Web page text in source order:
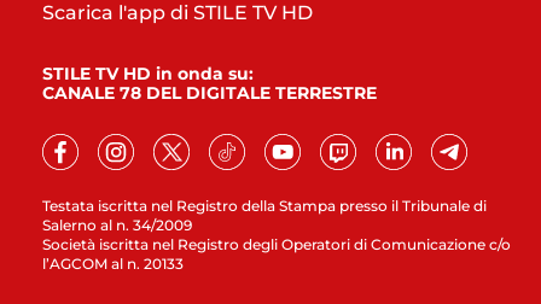
Testata iscritta nel Registro della Stampa presso il Tribunale di
Salerno al n. 34/2009
Società iscritta nel Registro degli Operatori di Comunicazione c/o
l’AGCOM al n. 20133
Scarica l'app di STILE TV HD
STILE TV HD in onda su:
CANALE 78 DEL DIGITALE TERRESTRE